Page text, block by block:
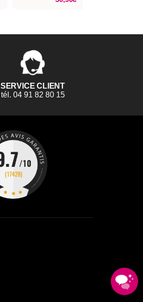
SERVICE CLIENT
tél. 04 91 82 80 15